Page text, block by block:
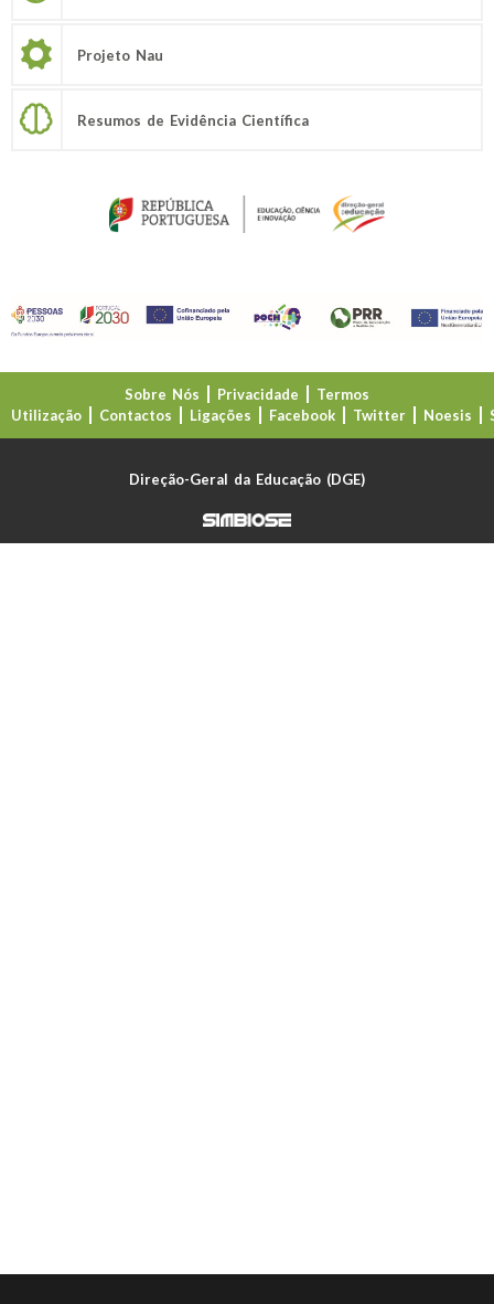
Projeto Nau
Resumos de Evidência Científica
Sobre Nós Privacidade
Termos
Utilização
Contactos Ligações Facebook Twitter Noesis
Direção-Geral da Educação (DGE)